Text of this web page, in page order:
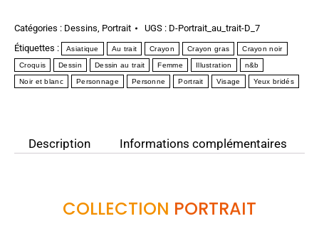
Catégories : Dessins, Portrait UGS : D-Portrait_au_trait-D_7
Étiquettes :
Asiatique Au trait Crayon Crayon gras Crayon noir
Croquis Dessin Dessin au trait Femme Illustration n&b
Noir et blanc Personnage Personne Portrait Visage Yeux bridés
Description Informations complémentaires
COLLECTION PORTRAIT